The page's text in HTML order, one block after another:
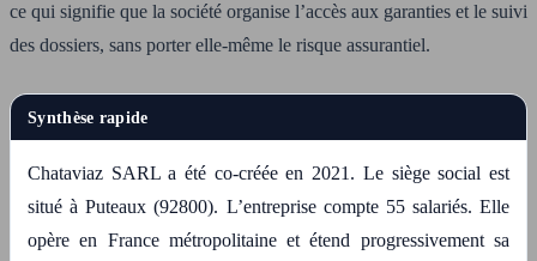
ce qui signifie que la société organise l’accès aux garanties et le suivi
des dossiers, sans porter elle-même le risque assurantiel.
Synthèse rapide
Chataviaz SARL a été co-créée en 2021. Le siège social est
situé à Puteaux (92800). L’entreprise compte 55 salariés. Elle
opère en France métropolitaine et étend progressivement sa